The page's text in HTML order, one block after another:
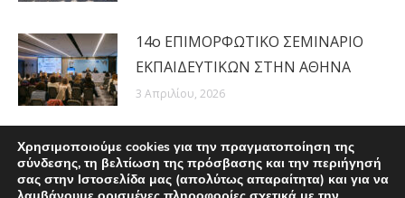
14ο ΕΠΙΜΟΡΦΩΤΙΚΟ ΣΕΜΙΝΑΡΙΟ
ΕΚΠΑΙΔΕΥΤΙΚΩΝ ΣΤΗΝ ΑΘΗΝΑ
3 Απριλίου, 2026
Χρησιμοποιούμε cookies για την πραγματοποίηση της
σύνδεσης, τη βελτίωση της πρόσβασης και την περιήγησή
σας στην Ιστοσελίδα μας (απολύτως απαραίτητα) και για να